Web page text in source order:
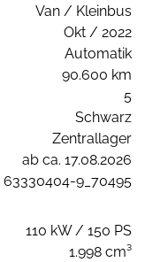
Van / Kleinbus
Okt / 2022
Automatik
90.600 km
5
Schwarz
Zentrallager
ab ca. 17.08.2026
63330404-9_70495
110 kW / 150 PS
1.998 cm³